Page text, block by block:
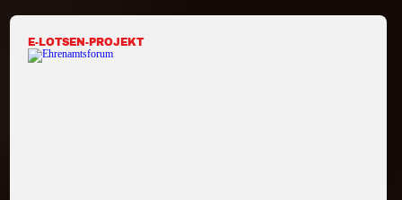
E-LOTSEN-PROJEKT